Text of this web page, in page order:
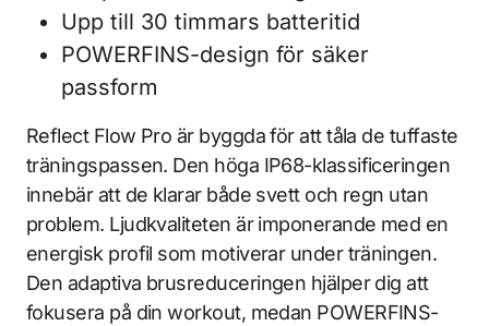
Upp till 30 timmars batteritid
POWERFINS-design för säker
passform
Reflect Flow Pro är byggda för att tåla de tuffaste
träningspassen. Den höga IP68-klassificeringen
innebär att de klarar både svett och regn utan
problem. Ljudkvaliteten är imponerande med en
energisk profil som motiverar under träningen.
Den adaptiva brusreduceringen hjälper dig att
fokusera på din workout, medan POWERFINS-